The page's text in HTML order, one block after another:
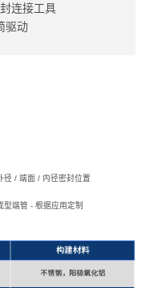
连接工具
驱动
径 / 端面 / 内径密封位置
型端管 - 根据应用定制